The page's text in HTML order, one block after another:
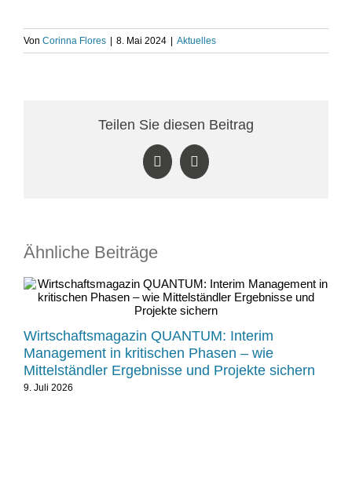
Von Corinna Flores 8. Mai 2024 Aktuelles
Teilen Sie diesen Beitrag
LinkedInFacebook
Ähnliche Beiträge
Wirtschaftsmagazin QUANTUM: Interim
Management in kritischen Phasen – wie
Mittelständler Ergebnisse und Projekte sichern
9. Juli 2026